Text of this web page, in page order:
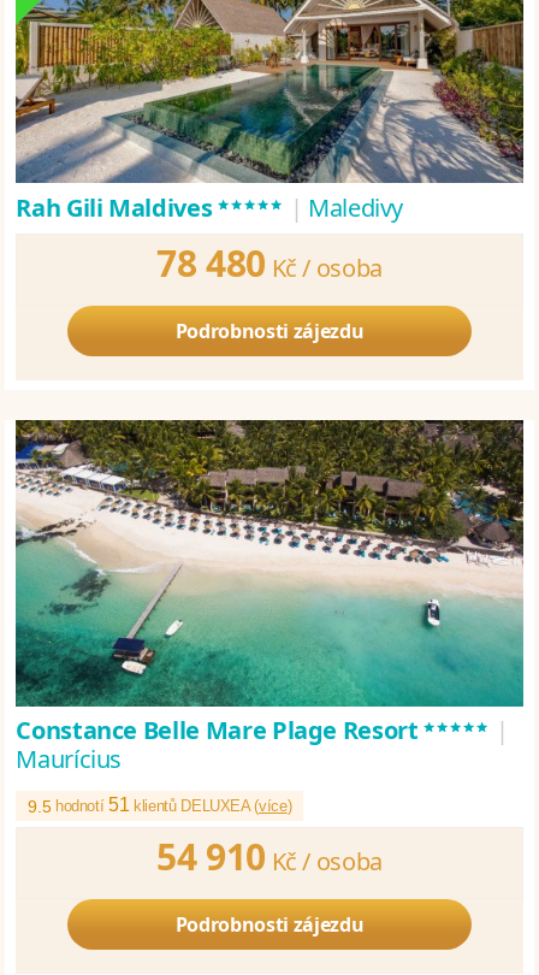
Rah Gili Maldives***** | Maledivy
78 480 Kč / osoba
Podrobnosti zájezdu
Constance Belle Mare Plage Resort***** |
Maurícius
9.5 hodnotí51klientů DELUXEA (více)
54 910 Kč / osoba
Podrobnosti zájezdu